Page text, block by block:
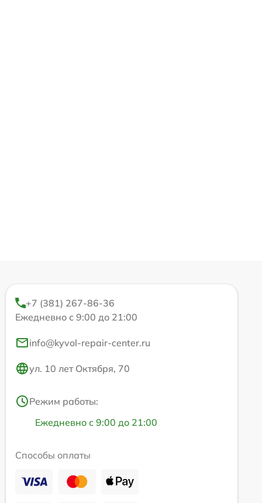
+7 (381) 267-86-36
Ежедневно с 9:00 до 21:00
info@kyvol-repair-center.ru
ул. 10 лет Октября, 70
Режим работы:
Ежедневно с 9:00 до 21:00
Способы оплаты